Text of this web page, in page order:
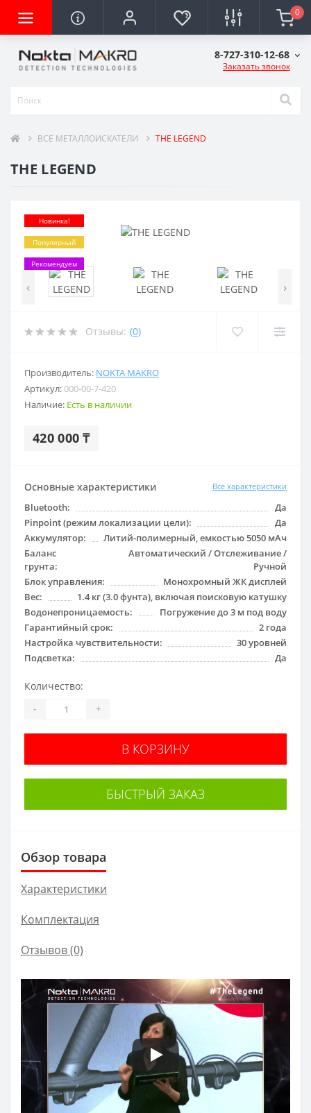
0
8-727-310-12-68
Заказать звонок
ВСЕ МЕТАЛЛОИСКАТЕЛИ THE LEGEND
THE LEGEND
Новинка!
Популярный
Рекомендуем
‹ ›
Отзывы: (0)
Производитель: NOKTA MAKRO
Артикул:000-00-7-420
Наличие: Есть в наличии
420 000 ₸
Основные характеристики Все характеристики
Bluetooth:
Да
Pinpoint (режим локализации цели):
Да
Аккумулятор:
Литий-полимерный, емкостью 5050 мАч
Баланс
грунта:
Автоматический / Отслеживание /
Ручной
Блок управления:
Монохромный ЖК дисплей
Вес:
1.4 кг (3.0 фунта), включая поисковую катушку
Водонепроницаемость:
Погружение до 3 м под воду
Гарантийный срок:
2 года
Настройка чувствительности:
30 уровней
Подсветка:
Да
Количество:
- +
В КОРЗИНУ
БЫСТРЫЙ ЗАКАЗ
Обзор товара
Характеристики
Комплектация
Отзывов (0)